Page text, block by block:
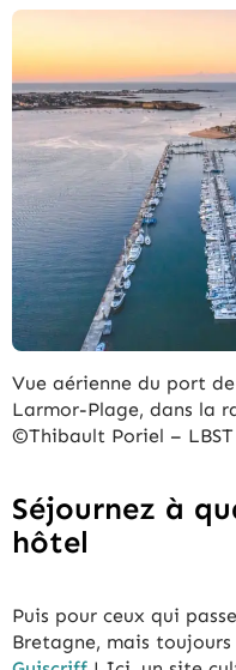
Vue aérienne du port
Larmor-Plage, dans la
©Thibault Poriel – LBST
Séjournez à
hôtel
Puis pour ceux qui
Bretagne, mais